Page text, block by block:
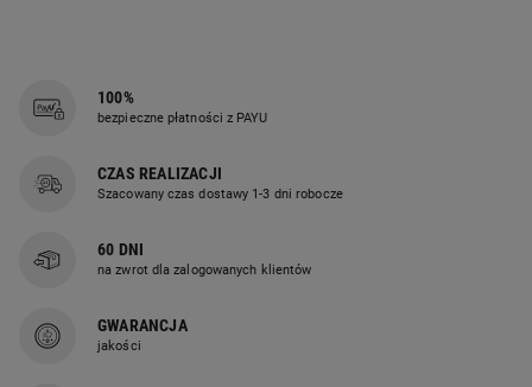
100%
bezpieczne płatności z PAYU
CZAS REALIZACJI
Szacowany czas dostawy 1-3 dni robocze
60 DNI
na zwrot dla zalogowanych klientów
GWARANCJA
jakości